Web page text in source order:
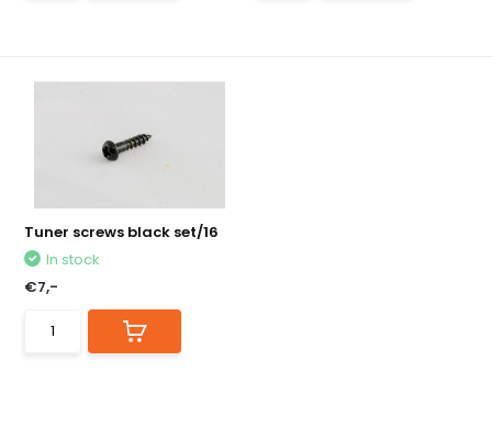
Tuner screws black set/16
In stock
€7,-